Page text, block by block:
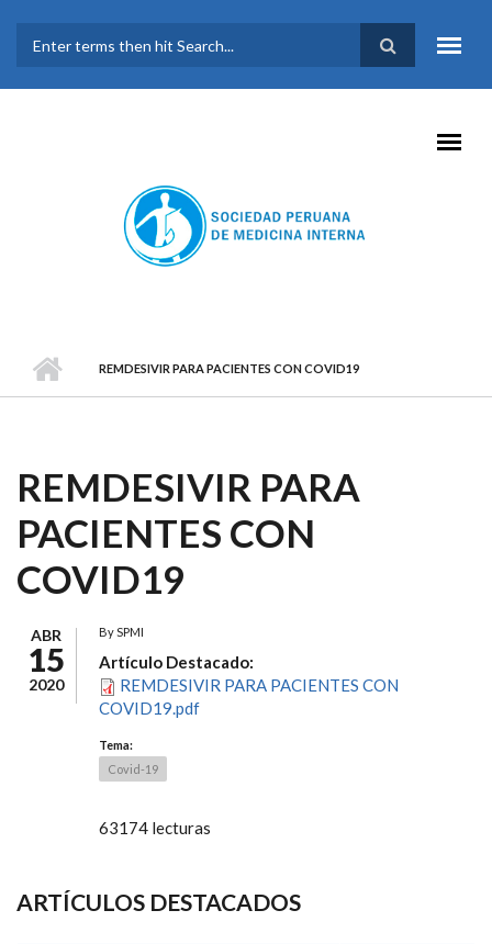
FORMULARIO DE
BÚSQUEDA
REMDESIVIR PARA PACIENTES CON COVID19
REMDESIVIR PARA
PACIENTES CON
COVID19
ABR
15
2020
BySPMI
Artículo Destacado:
REMDESIVIR PARA PACIENTES CON
COVID19.pdf
Tema:
Covid-19
63174 lecturas
ARTÍCULOS DESTACADOS